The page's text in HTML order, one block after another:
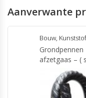
Aanverwante
Bouw,
afzetgaas – (